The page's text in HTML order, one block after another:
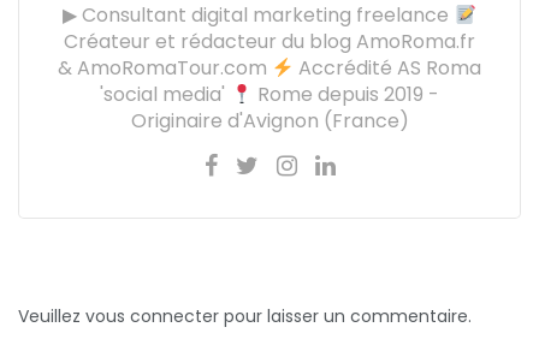
▶ Consultant digital marketing freelance
Créateur et rédacteur du blog AmoRoma.fr
& AmoRomaTour.com
Accrédité AS Roma
'social media'
Rome depuis 2019 -
Originaire d'Avignon (France)
Veuillez vous connecter pour laisser un commentaire.